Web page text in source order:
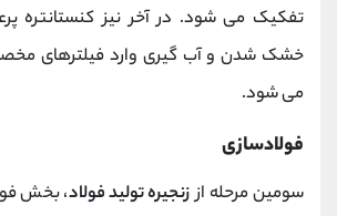
تفکیک می شود. در آخر نیز کنستانتره
خشک شدن و آب گیری وارد فیلترهای
می شود.
فولادسازی
سومین مرحله اززنجیره تولید فولاد، بخش